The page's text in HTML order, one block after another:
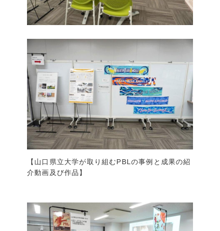
【山口県立大学が取り組むPBLの事例と成果の紹
介動画及び作品】